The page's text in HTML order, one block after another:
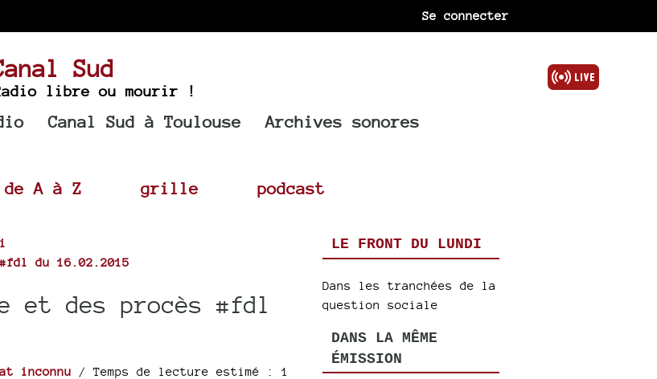
Se connecter
Sud
libre ou mourir !
Canal Sud à Toulouse Archives sonores
de A à Z grille podcast
du 16.02.2015
et des procès #fdl
inconnu / Temps de lecture estimé : 1
LE FRONT DU LUNDI
Dans les tranchées de la
question sociale
DANS LA MÊME
ÉMISSION